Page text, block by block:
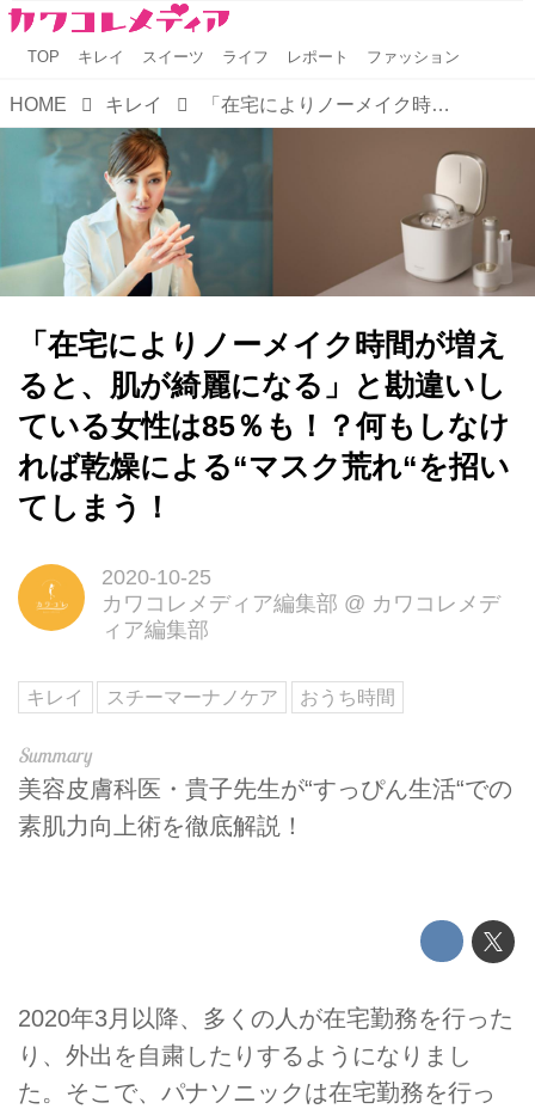
TOP キレイ スイーツ ライフ レポート ファッション
HOME キレイ 「在宅によりノーメイク時間が増えると、肌が綺麗になる」と勘違いしている女性は85％も！？何もしなければ乾燥による“マスク荒れ“を招いてしまう！
「在宅によりノーメイク時間が増え
ると、肌が綺麗になる」と勘違いし
ている女性は85％も！？何もしなけ
れば乾燥による“マスク荒れ“を招い
てしまう！
2020-10-25
カワコレメディア編集部 @ カワコレメデ
ィア編集部
キレイ スチーマーナノケア おうち時間
美容皮膚科医・貴子先生が“すっぴん生活“での
素肌力向上術を徹底解説！
2020年3月以降、多くの人が在宅勤務を行った
り、外出を自粛したりするようになりまし
た。そこで、パナソニックは在宅勤務を行っ